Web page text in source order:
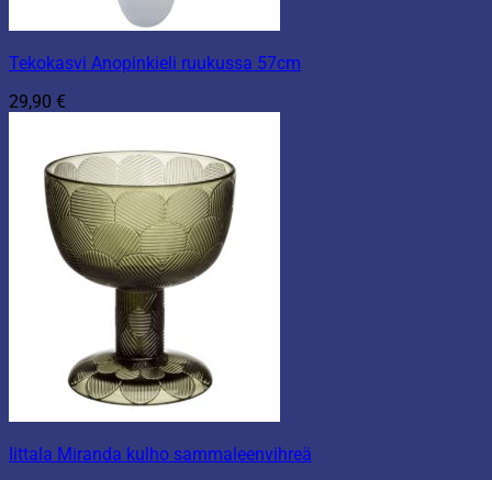
Tekokasvi Anopinkieli ruukussa 57cm
29,90 €
Iittala Miranda kulho sammaleenvihreä